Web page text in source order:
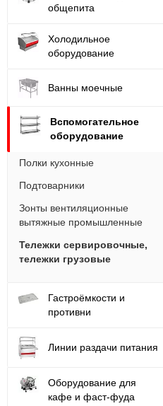
общепита
Холодильное
оборудование
Ванны моечные
Вспомогательное
оборудование
Полки кухонные
Подтоварники
Зонты вентиляционные
вытяжные промышленные
Тележки сервировочные,
тележки грузовые
Гастроёмкости и
противни
Линии раздачи питания
Оборудование для
кафе и фаст-фуда